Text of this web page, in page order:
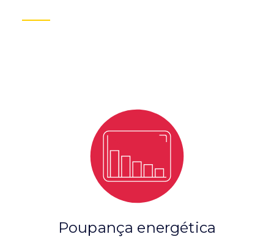
Poupança energética